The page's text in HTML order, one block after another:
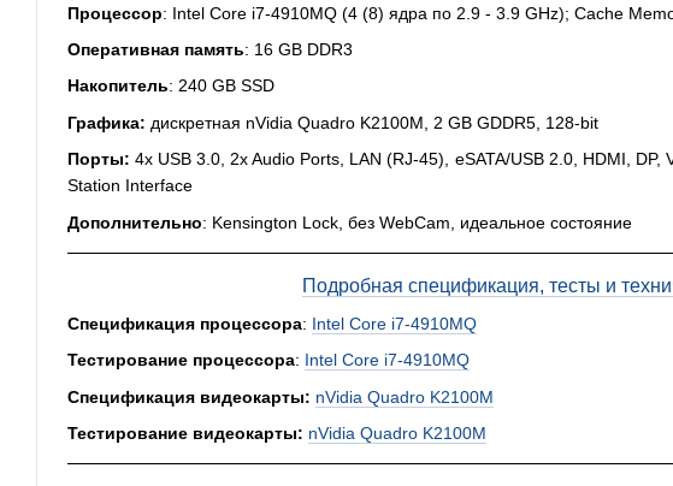
Процессор: Intel Core i7-4910MQ (4 (8) ядра по 2.9 - 3.9 GHz); Cache
Оперативная память: 16 GB DDR3
Накопитель: 240 GB SSD
Графика: дискретная nVidia Quadro K2100M, 2 GB GDDR5, 128-bit
Порты: 4x USB 3.0, 2x Audio Ports, LAN (RJ-45), eSATA/USB 2.0, HDMI,
Station Interface
Дополнительно: Kensington Lock, без WebCam, идеальное состояние
Подробная спецификация, тесты и
Спецификация процессора: Intel Core i7-4910MQ
Тестирование процессора: Intel Core i7-4910MQ
Спецификация видеокарты: nVidia Quadro K2100M
Тестирование видеокарты: nVidia Quadro K2100M